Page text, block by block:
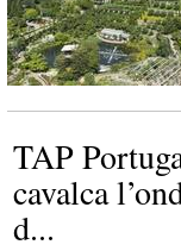
TAP
cavalca
d...